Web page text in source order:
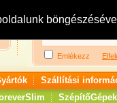
Bejelentkezés:
Emlékezz
Szállítási
SzépítőGépek